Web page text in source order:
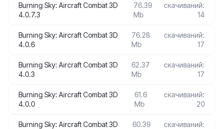
Burning Sky: Aircraft Combat 3D
4.0.7.3
76.39
Mb
скачиваний:
14
Burning Sky: Aircraft Combat 3D
4.0.6
76.28
Mb
скачиваний:
17
Burning Sky: Aircraft Combat 3D
4.0.3
62.37
Mb
скачиваний:
17
Burning Sky: Aircraft Combat 3D
4.0.0
61.6
Mb
скачиваний:
20
Burning Sky: Aircraft Combat 3D
60.39
скачиваний: